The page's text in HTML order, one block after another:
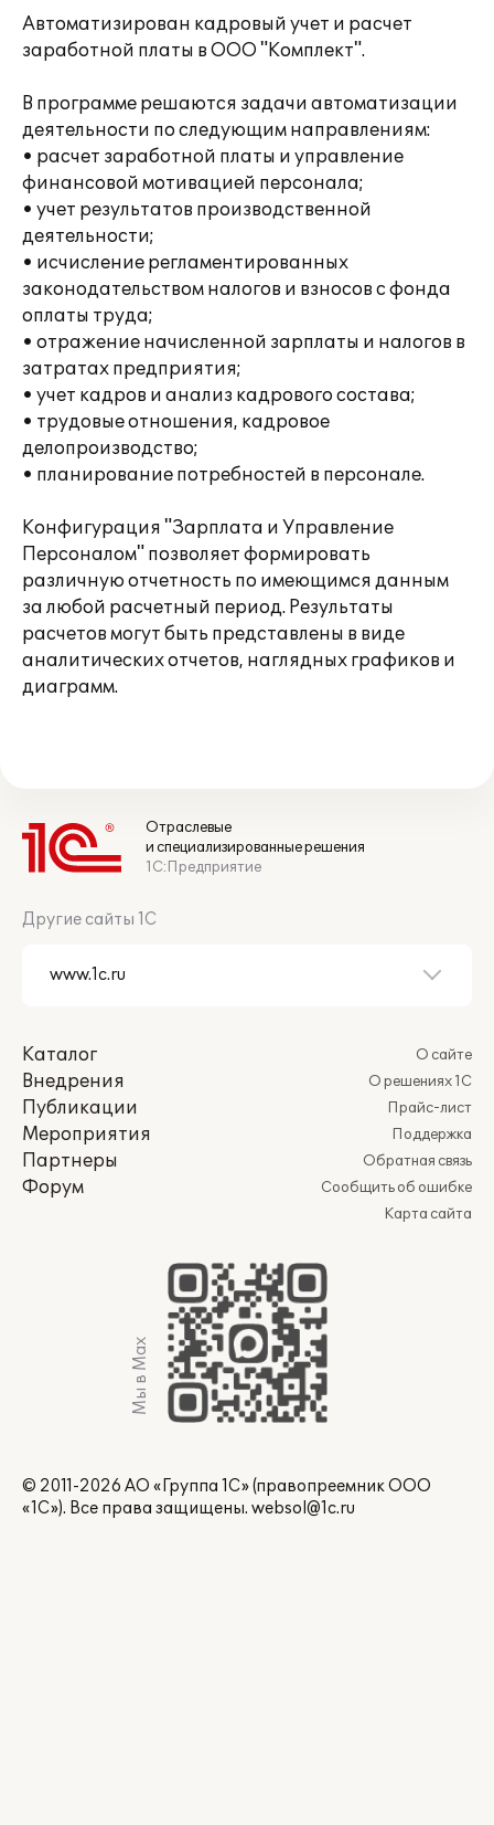
Автоматизирован кадровый учет и расчет
заработной платы в ООО "Комплект".
В программе решаются задачи автоматизации
деятельности по следующим направлениям:
• расчет заработной платы и управление
финансовой мотивацией персонала;
• учет результатов производственной
деятельности;
• исчисление регламентированных
законодательством налогов и взносов с фонда
оплаты труда;
• отражение начисленной зарплаты и налогов в
затратах предприятия;
• учет кадров и анализ кадрового состава;
• трудовые отношения, кадровое
делопроизводство;
• планирование потребностей в персонале.
Конфигурация "Зарплата и Управление
Персоналом" позволяет формировать
различную отчетность по имеющимся данным
за любой расчетный период. Результаты
расчетов могут быть представлены в виде
аналитических отчетов, наглядных графиков и
диаграмм.
Отраслевые
и специализированные решения
1С:Предприятие
Другие сайты 1С
Каталог
Внедрения
Публикации
Мероприятия
Партнеры
Форум
О сайте
О решениях 1С
Прайс-лист
Поддержка
Обратная связь
Сообщить об ошибке
Карта сайта
Мы в Max
© 2011-2026 АО «Группа 1С» (правопреемник ООО
«1С»). Все права защищены. websol@1c.ru